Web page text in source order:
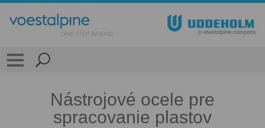
Nástrojové ocele pre
spracovanie plastov